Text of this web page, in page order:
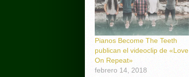
Pianos Become The Teeth
publican el videoclip de «Love
On Repeat»
febrero 14, 2018